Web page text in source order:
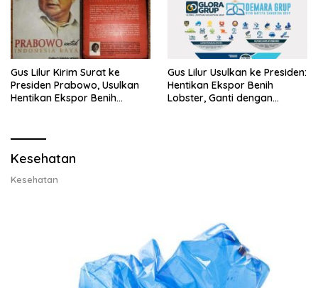
Gus Lilur Kirim Surat ke
Presiden Prabowo, Usulkan
Hentikan Ekspor Benih
Gus Lilur Usulkan ke Presiden:
Hentikan Ekspor Benih
Lobster, Ganti dengan
Kesehatan
Kesehatan